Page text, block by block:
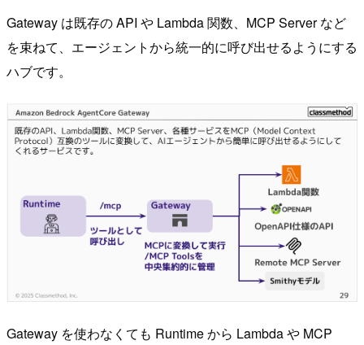
Gateway は既存の API や Lambda 関数、MCP Server など
を束ねて、エージェントから統一的に呼び出せるようにする
ハブです。
Gateway を使わなくても Runtime から Lambda や MCP